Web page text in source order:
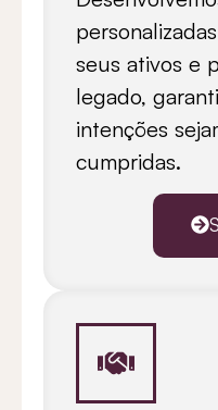
seus ativos e
legado,
intenções
cumpridas.